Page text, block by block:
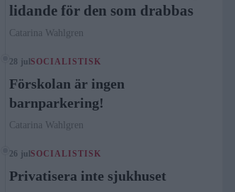
lidande för den som drabbas
Catarina Wahlgren
28 jul SOCIALISTISK
Förskolan är ingen
barnparkering!
Catarina Wahlgren
26 jul SOCIALISTISK
Privatisera inte sjukhuset